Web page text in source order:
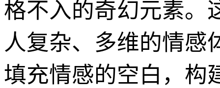
格不入的奇幻元素。
人复杂、多维的情感
填充情感的空白，构